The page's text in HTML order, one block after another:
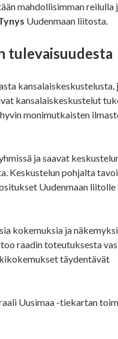
mahdollisimman reilulla
Uudenmaan liitosta.
tulevaisuudesta
kansalaiskeskustelusta,
kansalaiskeskustelut
monimutkaisten
ja saavat
Keskustelun pohjalta
Uudenmaan liitolle
kokemuksia ja
raadin toteutuksesta
täydentävät
Uusimaa -tiekartan